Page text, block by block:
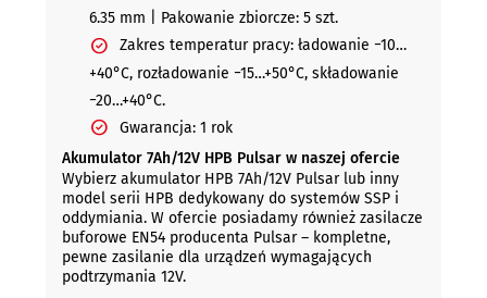
6.35 mm | Pakowanie zbiorcze: 5 szt.
Zakres temperatur pracy: ładowanie −10…
+40°C, rozładowanie −15…+50°C, składowanie
−20…+40°C.
Gwarancja: 1 rok
Akumulator 7Ah/12V HPB Pulsar w naszej ofercie
Wybierz akumulator HPB 7Ah/12V Pulsar lub inny
model serii HPB dedykowany do systemów SSP i
oddymiania. W ofercie posiadamy również zasilacze
buforowe EN54 producenta Pulsar – kompletne,
pewne zasilanie dla urządzeń wymagających
podtrzymania 12V.